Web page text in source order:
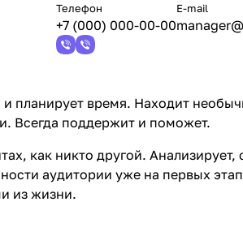
Телефон
+7 (000) 000-00-00
E-mail
и планирует время. Находит
Всегда поддержит и поможет.
как никто другой.
аудитории уже на первых
из жизни.
только
выбранный способом
% будутсписываться
по 25%каждые 2 недели